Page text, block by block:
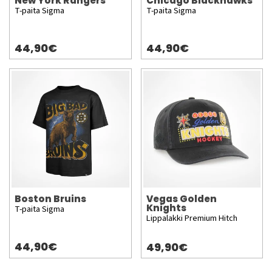
T-paita Sigma
44,90€
T-paita Sigma
44,90€
Boston Bruins
T-paita Sigma
44,90€
Vegas Golden
Knights
Lippalakki Premium Hitch
49,90€